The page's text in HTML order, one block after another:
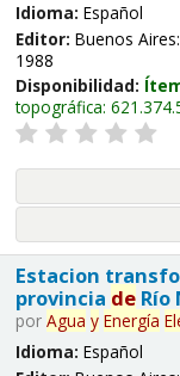
Idioma: Español
Editor: Buenos Aires:
1988
Disponibilidad:
topográfica:
Estacion
provincia deRío
por Agua y Energía
Idioma: Español